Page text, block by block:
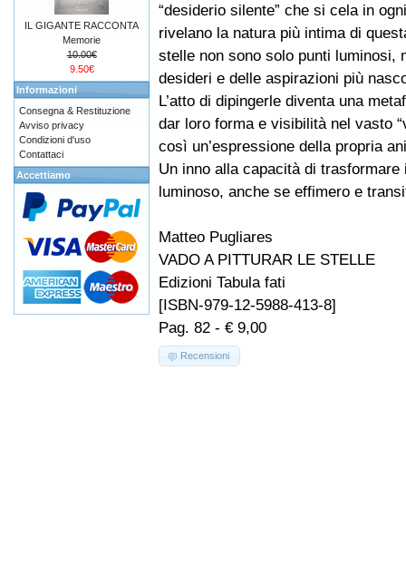
“desiderio silente” che si cela in
rivelano la natura più intima di
stelle non sono solo punti luminosi,
desideri e delle aspirazioni più
L’atto di dipingerle diventa una
dar loro forma e visibilità nel vasto
così un’espressione della propria
Un inno alla capacità di
luminoso, anche se effimero e
Matteo Pugliares
VADO A PITTURAR LE STELLE
Edizioni Tabula fati
[ISBN-979-12-5988-413-8]
Pag. 82 - € 9,00
Recensioni
IL GIGANTE RACCONTA
Memorie
10.00€
9.50€
Informazioni
Consegna & Restituzione
Avviso privacy
Condizioni d'uso
Contattaci
Accettiamo